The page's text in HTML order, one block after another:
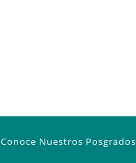
Conoce Nuestros Posgrados